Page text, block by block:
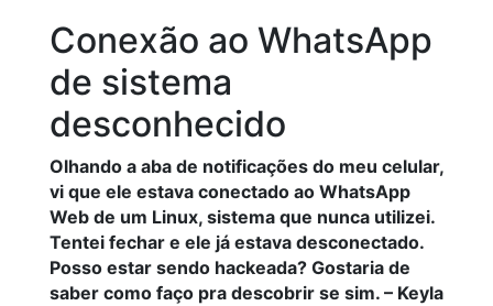
Conexão ao WhatsApp
de sistema
desconhecido
Olhando a aba de notificações do meu celular,
vi que ele estava conectado ao WhatsApp
Web de um Linux, sistema que nunca utilizei.
Tentei fechar e ele já estava desconectado.
Posso estar sendo hackeada? Gostaria de
saber como faço pra descobrir se sim. – Keyla